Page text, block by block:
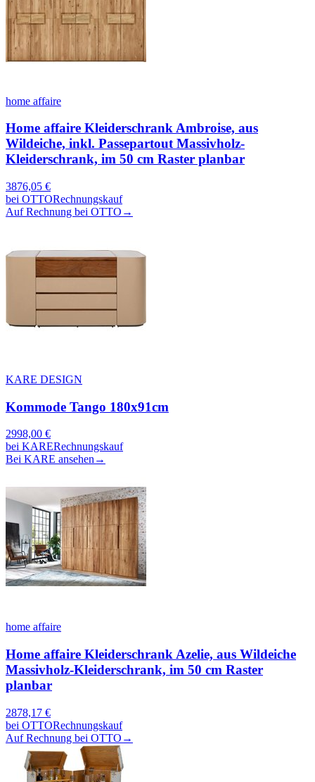
home affaire
Home affaire Kleiderschrank Ambroise, aus
Wildeiche, inkl. Passepartout Massivholz-
Kleiderschrank, im 50 cm Raster planbar
3876,05 €
bei OTTORechnungskauf
Auf Rechnung bei OTTO →
KARE DESIGN
Kommode Tango 180x91cm
2998,00 €
bei KARERechnungskauf
Bei KARE ansehen→
home affaire
Home affaire Kleiderschrank Azelie, aus Wildeiche
Massivholz-Kleiderschrank, im 50 cm Raster
planbar
2878,17 €
bei OTTORechnungskauf
Auf Rechnung bei OTTO →